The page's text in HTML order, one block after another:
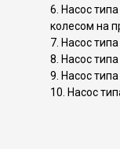
6. Насос
колесом на
7. Насос
8. Насос
9. Насос
10. Насос